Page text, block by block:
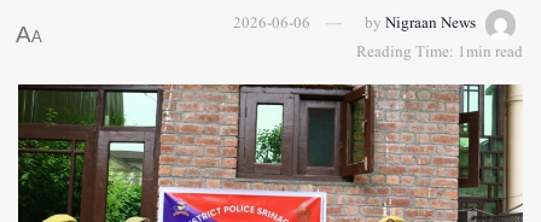
by Nigraan News
2026-06-06
Reading Time: 1min read
A
A